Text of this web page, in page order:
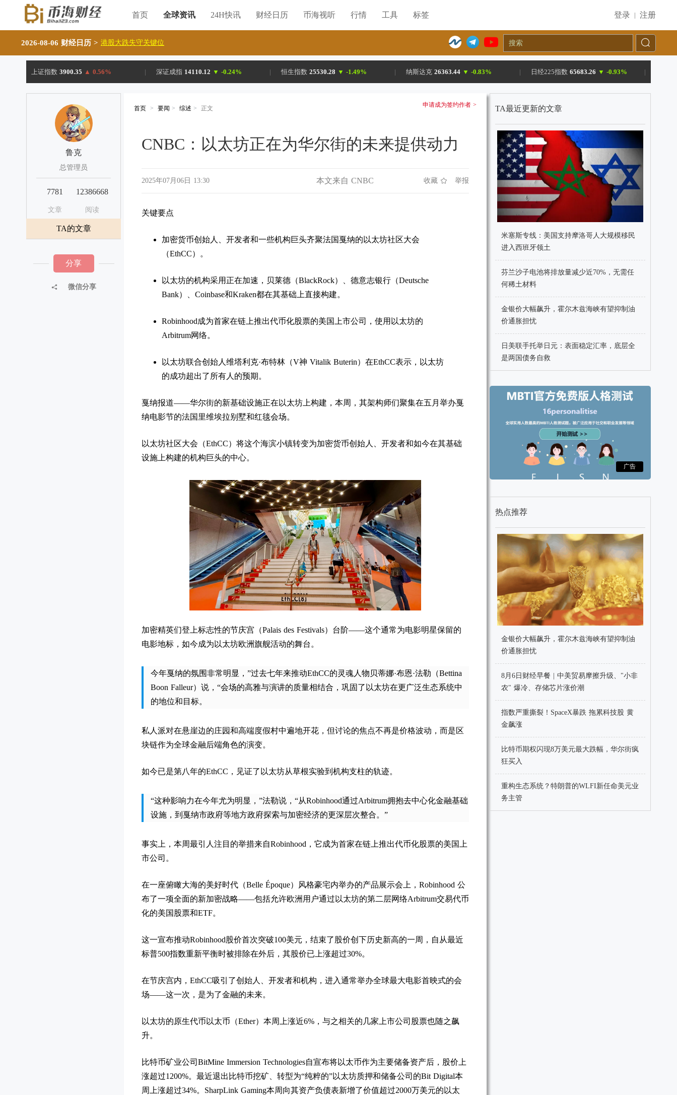
首页 全球资讯 24H快讯 财经日历 币海视听 行情 工具 标签 登录 | 注册
2026-08-06 财经日历 > 港股大跌失守关键位
上证指数 3900.35 ▲ 0.56% | 深证成指 14110.12 ▼ -0.24% | 恒生指数 25530.28 ▼ -1.49% | 纳斯达克 26363.44 ▼ -0.83% | 日经225指数 65683.26 ▼ -0.93% |
鲁克
总管理员
7781
文章
12386668
阅读
TA的文章
分享
微信分享
首页 > 要闻 > 综述 > 正文 申请成为签约作者 >
CNBC：以太坊正在为华尔街的未来提供动力
2025年07月06日 13:30 本文来自 CNBC 收藏 举报
关键要点
加密货币创始人、开发者和一些机构巨头齐聚法国戛纳的以太坊社区大会
（EthCC）。
以太坊的机构采用正在加速，贝莱德（BlackRock）、德意志银行（Deutsche
Bank）、Coinbase和Kraken都在其基础上直接构建。
Robinhood成为首家在链上推出代币化股票的美国上市公司，使用以太坊的
Arbitrum网络。
以太坊联合创始人维塔利克·布特林（V神 Vitalik Buterin）在EthCC表示，以太坊
的成功超出了所有人的预期。
戛纳报道——华尔街的新基础设施正在以太坊上构建，本周，其架构师们聚集在五月举办戛
纳电影节的法国里维埃拉别墅和红毯会场。
以太坊社区大会（EthCC）将这个海滨小镇转变为加密货币创始人、开发者和如今在其基础
设施上构建的机构巨头的中心。
加密精英们登上标志性的节庆宫（Palais des Festivals）台阶——这个通常为电影明星保留的
电影地标，如今成为以太坊欧洲旗舰活动的舞台。
今年戛纳的氛围非常明显，”过去七年来推动EthCC的灵魂人物贝蒂娜·布恩·法勒（Bettina
Boon Falleur）说，“会场的高雅与演讲的质量相结合，巩固了以太坊在更广泛生态系统中
的地位和目标。
私人派对在悬崖边的庄园和高端度假村中遍地开花，但讨论的焦点不再是价格波动，而是区
块链作为全球金融后端角色的演变。
如今已是第八年的EthCC，见证了以太坊从草根实验到机构支柱的轨迹。
“这种影响力在今年尤为明显，”法勒说，“从Robinhood通过Arbitrum拥抱去中心化金融基础
设施，到戛纳市政府等地方政府探索与加密经济的更深层次整合。”
事实上，本周最引人注目的举措来自Robinhood，它成为首家在链上推出代币化股票的美国上
市公司。
在一座俯瞰大海的美好时代（Belle Époque）风格豪宅内举办的产品展示会上，Robinhood 公
布了一项全面的新加密战略——包括允许欧洲用户通过以太坊的第二层网络Arbitrum交易代币
化的美国股票和ETF。
这一宣布推动Robinhood股价首次突破100美元，结束了股价创下历史新高的一周，自从最近
标普500指数重新平衡时被排除在外后，其股价已上涨超过30%。
在节庆宫内，EthCC吸引了创始人、开发者和机构，进入通常举办全球最大电影首映式的会
场——这一次，是为了金融的未来。
以太坊的原生代币以太币（Ether）本周上涨近6%，与之相关的几家上市公司股票也随之飙
升。
比特币矿业公司BitMine Immersion Technologies自宣布将以太币作为主要储备资产后，股价上
涨超过1200%。最近退出比特币挖矿、转型为“纯粹的”以太坊质押和储备公司的Bit Digital本
周上涨超过34%。SharpLink Gaming本周向其资产负债表新增了价值超过2000万美元的以太
TA最近更新的文章
米塞斯专线：美国支持摩洛哥人大规模移民
进入西班牙领土
芬兰沙子电池将排放量减少近70%，无需任
何稀土材料
金银价大幅飙升，霍尔木兹海峡有望抑制油
价通胀担忧
日美联手托举日元：表面稳定汇率，底层全
是两国债务自救
广告
热点推荐
金银价大幅飙升，霍尔木兹海峡有望抑制油
价通胀担忧
8月6日财经早餐 | 中美贸易摩擦升级、"小非
农" 爆冷、存储芯片涨价潮
指数严重撕裂！SpaceX暴跌 拖累科技股 黄
金飙涨
比特币期权闪现8万美元最大跌幅，华尔街疯
狂买入
重构生态系统？特朗普的WLFI新任命美元业
务主管